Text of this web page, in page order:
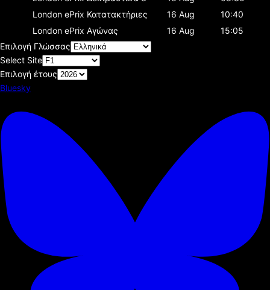
London ePrix Κατατακτήριες 16 Aug
10:40
London ePrix Αγώνας 16 Aug
15:05
Επιλογή Γλώσσας
Select Site
Επιλογή έτους
Bluesky